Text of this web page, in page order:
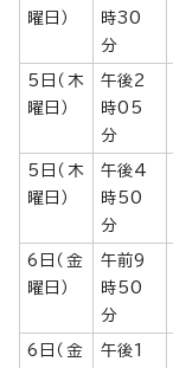
曜日）
時30
分
5日（木
曜日）
午後2
時05
分
5日（木
曜日）
午後4
時50
分
6日（金
曜日）
午前9
時50
分
6日（金
午後1